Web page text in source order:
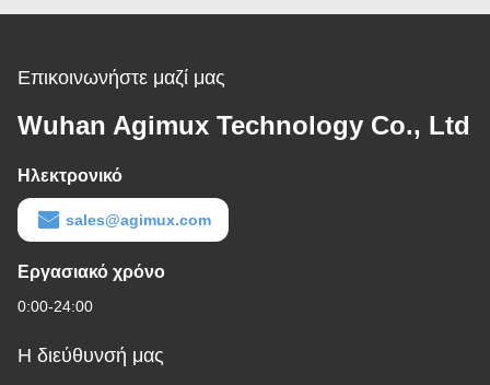
Επικοινωνήστε μαζί μας
Wuhan Agimux Technology Co., Ltd
Ηλεκτρονικό
sales@agimux.com
Εργασιακό χρόνο
0:00-24:00
Η διεύθυνσή μας